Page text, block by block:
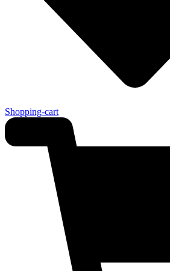
Shopping-cart